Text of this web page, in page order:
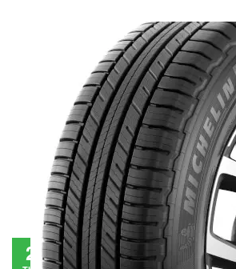
28
Đánh giá lốp Michelin
đầu tư không?